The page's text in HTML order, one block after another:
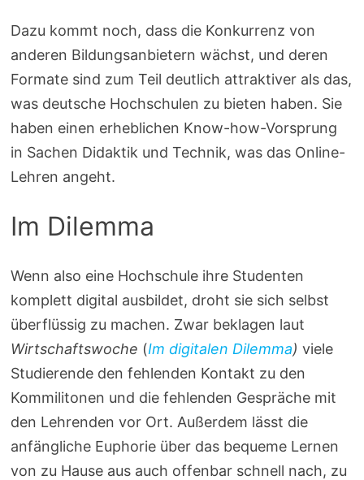
Dazu kommt noch, dass die Konkurrenz von
anderen Bildungsanbietern wächst, und deren
Formate sind zum Teil deutlich attraktiver als das,
was deutsche Hochschulen zu bieten haben. Sie
haben einen erheblichen Know-how-Vorsprung
in Sachen Didaktik und Technik, was das Online-
Lehren angeht.
Im Dilemma
Wenn also eine Hochschule ihre Studenten
komplett digital ausbildet, droht sie sich selbst
überflüssig zu machen. Zwar beklagen laut
Wirtschaftswoche (Im digitalen Dilemma) viele
Studierende den fehlenden Kontakt zu den
Kommilitonen und die fehlenden Gespräche mit
den Lehrenden vor Ort. Außerdem lässt die
anfängliche Euphorie über das bequeme Lernen
von zu Hause aus auch offenbar schnell nach, zu